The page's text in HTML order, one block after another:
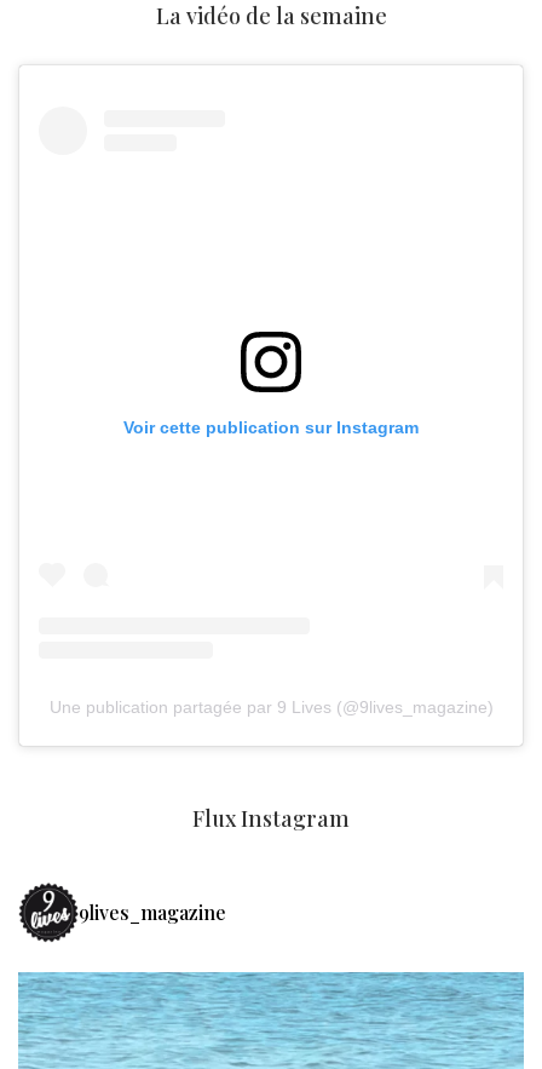
La vidéo de la semaine
Voir cette publication sur Instagram
Une publication partagée par 9 Lives (@9lives_magazine)
Flux Instagram
9lives_magazine